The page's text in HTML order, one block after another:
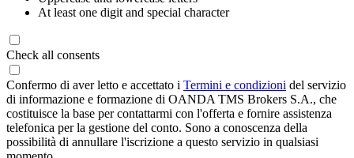
At least one digit and special character
Check all consents
Confermo di aver letto e accettato i Termini e condizioni del servizio
di informazione e formazione di OANDA TMS Brokers S.A., che
costituisce la base per contattarmi con l'offerta e fornire assistenza
telefonica per la gestione del conto. Sono a conoscenza della
possibilità di annullare l'iscrizione a questo servizio in qualsiasi